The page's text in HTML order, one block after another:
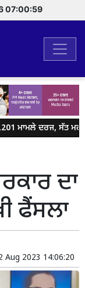
07:00:59
ਮਾਮਲੇ ਦਰਜ, ਸੱਤ
ਦਾ
ਫੈਂਸਲਾ
Aug 2023 14:06:20